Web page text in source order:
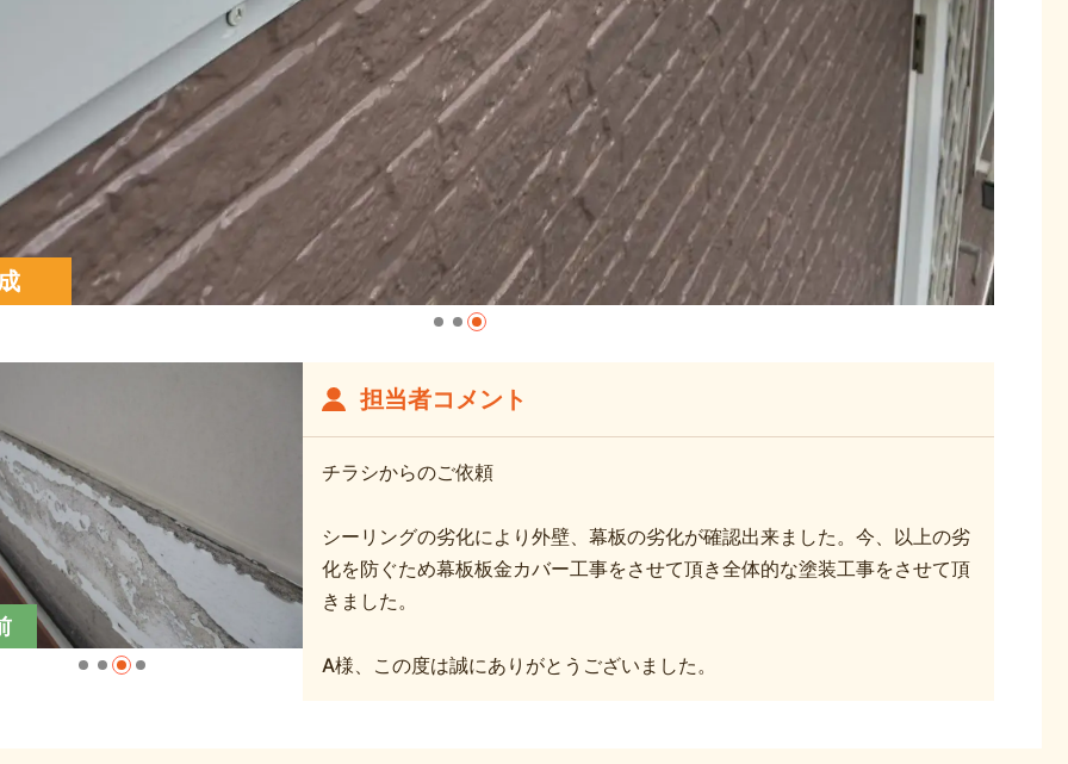
担当者コメント
チラシからのご依頼
シーリングの劣化により外壁、幕板の劣化が確認出来ました。今、以上の劣
化を防ぐため幕板板金カバー工事をさせて頂き全体的な塗装工事をさせて頂
きました。
A様、この度は誠にありがとうございました。